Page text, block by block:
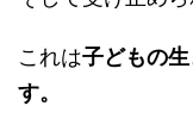
これは子どもの
す。